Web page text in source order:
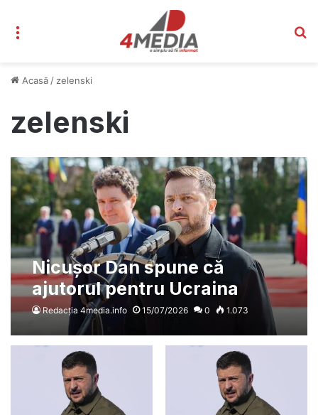
Acasă / zelenski
zelenski
Nicușor Dan spune că
ajutorul pentru Ucraina
trebuie să rămână secret:
„Uneori e bine să rămână un
secret!”
Redacția 4media.info 15/07/2026 0 1.073